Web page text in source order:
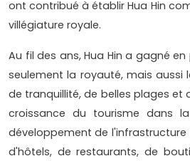
ont contribué à établir Hua Hin
villégiature royale.
Au fil des ans, Hua Hin a gagné
seulement la royauté, mais aussi
de tranquillité, de belles plages et
croissance du tourisme dans
développement de
d'hôtels, de restaurants, de